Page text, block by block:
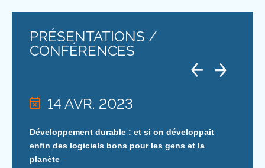
PRÉSENTATIONS /
CONFÉRENCES
14 AVR. 2023
Développement durable : et si on développait
enfin des logiciels bons pour les gens et la
planète